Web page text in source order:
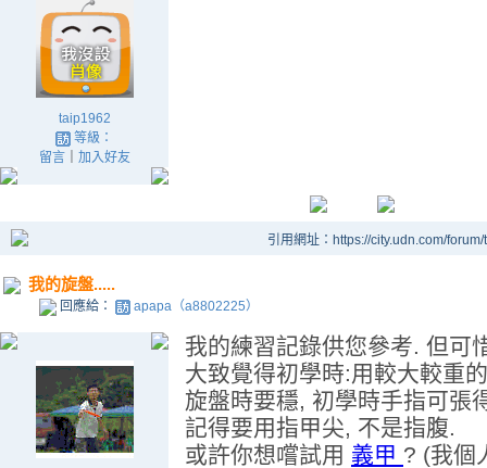
taip1962
等級：
留言｜ 加入好友
引用網址：https://city.udn.com/
我的旋盤.....
回應給： apapa（a8802225）
我的練習記錄供您參考. 但可
大致覺得初學時:用較大較重
旋盤時要穩, 初學時手指可張
記得要用指甲尖, 不是指腹.
或許你想嚐試用 義甲 ? (我個